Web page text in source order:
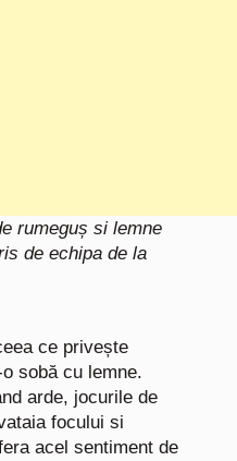
rumeguș si lemne
de echipa de la
ce privește
sobă cu lemne.
arde, jocurile de
focului si
acel sentiment de